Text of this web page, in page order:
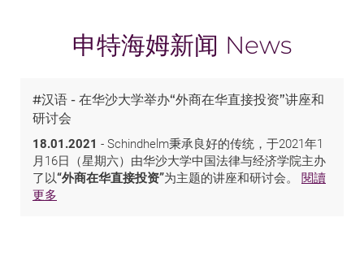
申特海姆新闻 News
#汉语 - 在华沙大学举办“外商在华直接投资”讲座和
研讨会
18.01.2021 - Schindhelm秉承良好的传统，于2021年1
月16日（星期六）由华沙大学中国法律与经济学院主办
了以“外商在华直接投资”为主题的讲座和研讨会。 閱讀
更多